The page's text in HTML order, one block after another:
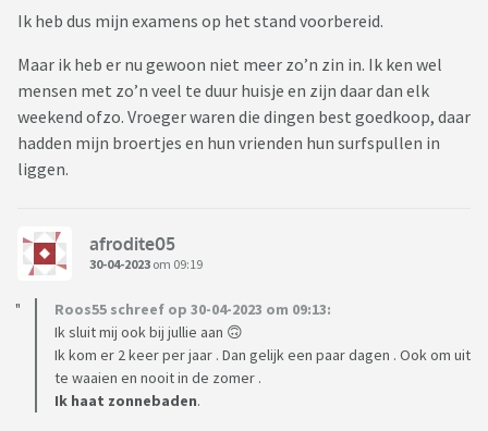
Ik heb dus mijn examens op het stand voorbereid.
Maar ik heb er nu gewoon niet meer zo’n zin in. Ik ken wel
mensen met zo’n veel te duur huisje en zijn daar dan elk
weekend ofzo. Vroeger waren die dingen best goedkoop, daar
hadden mijn broertjes en hun vrienden hun surfspullen in
liggen.
afrodite05
30-04-2023 om 09:19
Roos55 schreef op 30-04-2023 om 09:13:
Ik sluit mij ook bij jullie aan 🙃
Ik kom er 2 keer per jaar . Dan gelijk een paar dagen . Ook om uit
te waaien en nooit in de zomer .
Ik haat zonnebaden.